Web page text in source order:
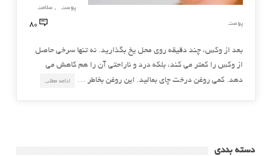
پوست
, سلامت
پوست
80
بعد از وکس، چند دقیقه روی محل یخ بگذارید. نه تنها سرخی حاصل
از وکس را کمتر می کند، بلکه درد و ناراحتی آن را هم کاهش می
دهد. کمی روغن درخت چای بمالید. این روغن بخاطر …
ادامه مطلب
دسته بندی